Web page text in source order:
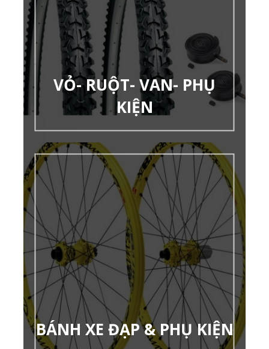
VỎ- RUỘT- VAN- PHỤ
KIỆN
BÁNH XE ĐẠP & PHỤ KIỆN